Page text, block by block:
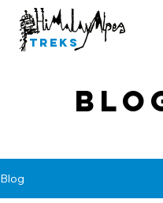
Treks
Blog